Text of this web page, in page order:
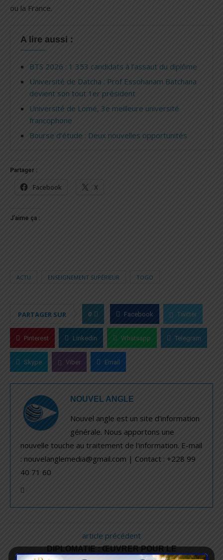
ou la France.
A lire aussi :
BTS 2026 : 1 353 candidats à l’assaut du diplôme
Université de Datcha : Prof Essohanam Batchana
devient son tout 1er président
Université de Lomé, 3e meilleure université
francophone
Bourse d’étude : Deux nouvelles opportunités
Partager :
Facebook X
J’aime ça :
ACTU ENSEIGNEMENT SUPÉRIEUR TOGO
PARTAGER SUR 0 Facebook Twitter
Pinterest Linkedin Whatsapp Telegram
Skype Viber Email
NOUVEL ANGLE
Nouvel angle est un site d'information
générale. Nous apportons une
nouvelle touche au traitement de l'information. E-mail
: nouvelanglemedia@gmail.com | Contact : +228 99
40 71 60
article précédent
DIPLOMATIE : ŒUVRER POUR LE